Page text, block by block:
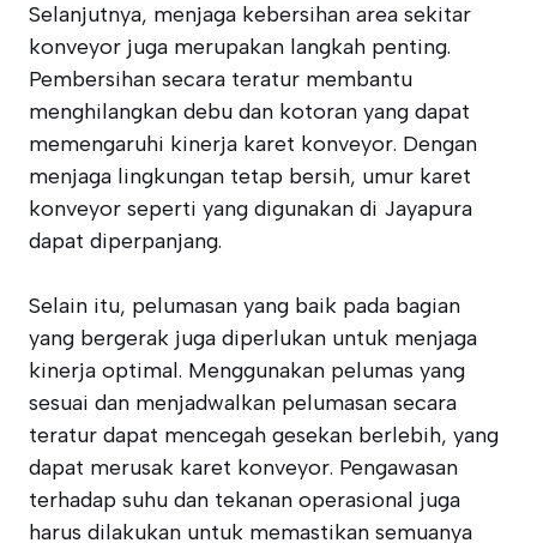
Selanjutnya, menjaga kebersihan area sekitar
konveyor juga merupakan langkah penting.
Pembersihan secara teratur membantu
menghilangkan debu dan kotoran yang dapat
memengaruhi kinerja karet konveyor. Dengan
menjaga lingkungan tetap bersih, umur karet
konveyor seperti yang digunakan di Jayapura
dapat diperpanjang.
Selain itu, pelumasan yang baik pada bagian
yang bergerak juga diperlukan untuk menjaga
kinerja optimal. Menggunakan pelumas yang
sesuai dan menjadwalkan pelumasan secara
teratur dapat mencegah gesekan berlebih, yang
dapat merusak karet konveyor. Pengawasan
terhadap suhu dan tekanan operasional juga
harus dilakukan untuk memastikan semuanya